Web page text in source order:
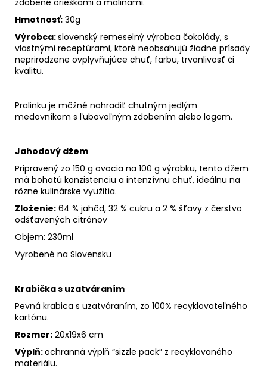
zdobené orieškami a malinami.
Hmotnosť: 30g
Výrobca:slovenský remeselný výrobca čokolády, s
vlastnými receptúrami, ktoré neobsahujú žiadne prísady
neprirodzene ovplyvňujúce chuť, farbu, trvanlivosť či
kvalitu.
Pralinku je môžné nahradiť chutným jedlým
medovníkom s ľubovoľným zdobením alebo logom.
Jahodový džem
Pripravený zo 150 g ovocia na 100 g výrobku, tento džem
má bohatú konzistenciu a intenzívnu chuť, ideálnu na
rôzne kulinárske využitia.
Zloženie: 64 % jahôd, 32 % cukru a 2 % šťavy z čerstvo
odšťavených citrónov
Objem: 230ml
Vyrobené na Slovensku
Krabička s uzatváraním
Pevná krabica s uzatváraním, zo 100% recyklovateľného
kartónu.
Rozmer: 20x19x6 cm
Výplň:ochranná výplň “sizzle pack” z recyklovaného
materiálu.